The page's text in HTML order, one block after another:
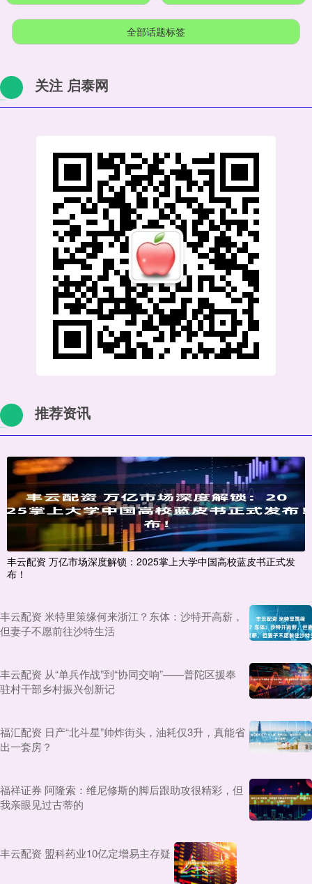
全部话题标签
关注 启泰网
推荐资讯
丰云配资 万亿市场深度解锁：2025掌上大学中国高校蓝皮书正式发
布！
丰云配资 米特里策缘何来浙江？东体：沙特开高薪，
但妻子不愿前往沙特生活
丰云配资 从“单兵作战”到“协同交响”——普陀区援奉
驻村干部乡村振兴创新记
福汇配资 日产“北斗星”帅炸街头，油耗仅3升，真能省
出一套房？
福祥证券 阿隆索：维尼修斯的脚后跟助攻很精彩，但
我亲眼见过古蒂的
丰云配资 盟科药业10亿定增易主存疑